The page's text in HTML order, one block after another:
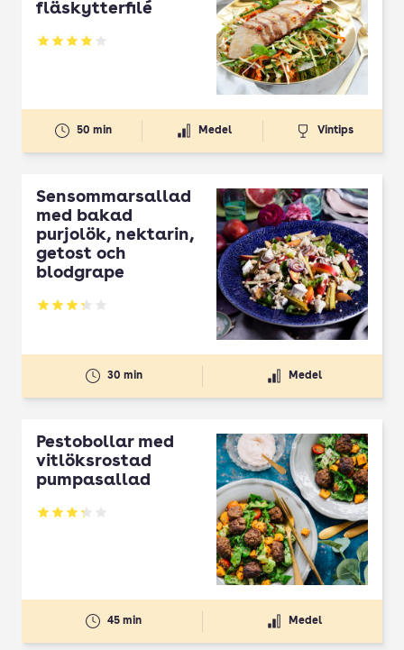
fläskytterfilé
Betyg: 3.84 av 5
50 min Medel Vintips
Sensommarsallad
med bakad
purjolök, nektarin,
getost och
blodgrape
Betyg: 3.31 av 5
30 min Medel
Pestobollar med
vitlöksrostad
pumpasallad
Betyg: 3.3 av 5
45 min Medel